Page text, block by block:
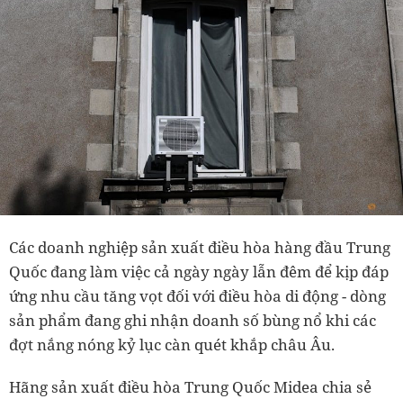
Các doanh nghiệp sản xuất điều hòa hàng đầu Trung
Quốc đang làm việc cả ngày ngày lẫn đêm để kịp đáp
ứng nhu cầu tăng vọt đối với điều hòa di động - dòng
sản phẩm đang ghi nhận doanh số bùng nổ khi các
đợt nắng nóng kỷ lục càn quét khắp châu Âu.
Hãng sản xuất điều hòa Trung Quốc Midea chia sẻ